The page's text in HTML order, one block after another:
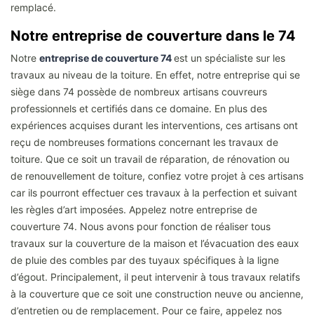
remplacé.
Notre entreprise de couverture dans le 74
Notre entreprise de couverture 74est un spécialiste sur les
travaux au niveau de la toiture. En effet, notre entreprise qui se
siège dans 74 possède de nombreux artisans couvreurs
professionnels et certifiés dans ce domaine. En plus des
expériences acquises durant les interventions, ces artisans ont
reçu de nombreuses formations concernant les travaux de
toiture. Que ce soit un travail de réparation, de rénovation ou
de renouvellement de toiture, confiez votre projet à ces artisans
car ils pourront effectuer ces travaux à la perfection et suivant
les règles d’art imposées. Appelez notre entreprise de
couverture 74. Nous avons pour fonction de réaliser tous
travaux sur la couverture de la maison et l’évacuation des eaux
de pluie des combles par des tuyaux spécifiques à la ligne
d’égout. Principalement, il peut intervenir à tous travaux relatifs
à la couverture que ce soit une construction neuve ou ancienne,
d’entretien ou de remplacement. Pour ce faire, appelez nos